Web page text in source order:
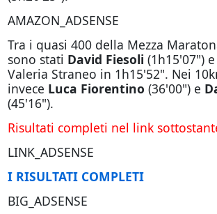
AMAZON_ADSENSE
Tra i quasi 400 della Mezza
sono stati David Fiesoli (1h15'07")
Valeria Straneo in 1h15'52". Nei
invece Luca Fiorentino (36'00") e
(45'16").
Risultati completi nel link
LINK_ADSENSE
I RISULTATI COMPLETI
BIG_ADSENSE